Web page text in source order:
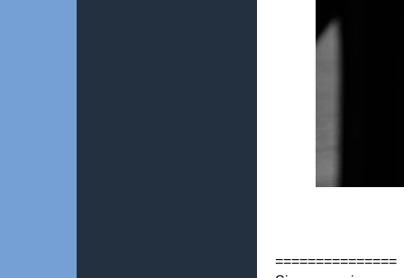
===============